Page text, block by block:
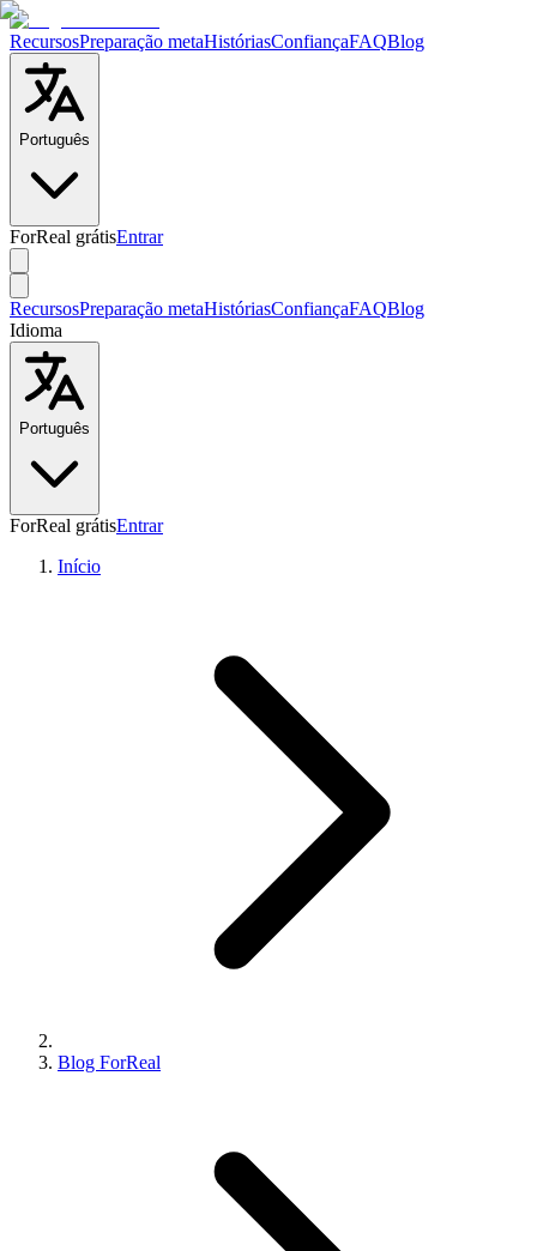
RecursosPreparação metaHistóriasConfiançaFAQBlog
Português
ForReal grátisEntrar
RecursosPreparação metaHistóriasConfiançaFAQBlog
Idioma
Português
ForReal grátisEntrar
Início
Blog ForReal